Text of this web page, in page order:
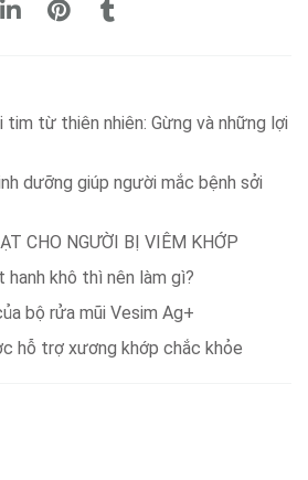
tim từ thiên nhiên: Gừng và những lợi
dưỡng giúp người mắc bệnh sởi
CHO NGƯỜI BỊ VIÊM KHỚP
hanh khô thì nên làm gì?
bộ rửa mũi Vesim Ag+
hỗ trợ xương khớp chắc khỏe